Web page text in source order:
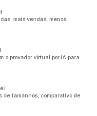
mais vendas, menos
o provador virtual por IA para
de tamanhos, comparativo de